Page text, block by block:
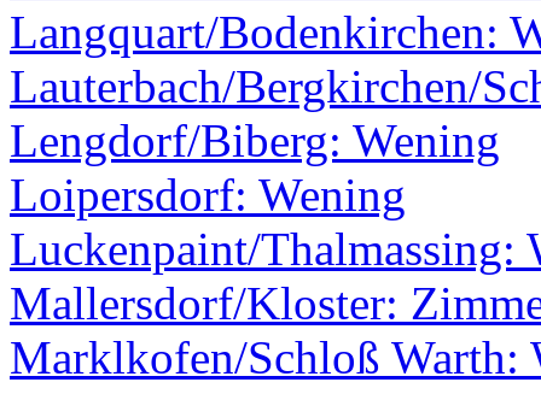
Langquart/Bodenkirchen:
Lauterbach/Bergkirchen/
Lengdorf/Biberg: Wening
Loipersdorf: Wening
Luckenpaint/Thalmassing:
Mallersdorf/Kloster:
Marklkofen/Schloß Warth: